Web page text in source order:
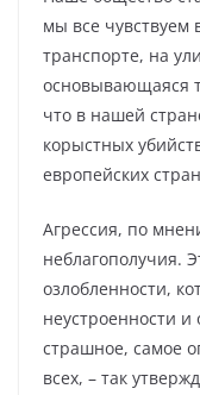
мы все чувствуем
транспорте, на
основывающаяся
что в нашей
корыстных
европейских
Агрессия, по
неблагополучия.
озлобленности,
неустроенности и
страшное, самое
всех, – так